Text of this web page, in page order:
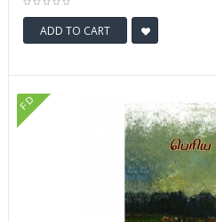
ADD TO CART
FD